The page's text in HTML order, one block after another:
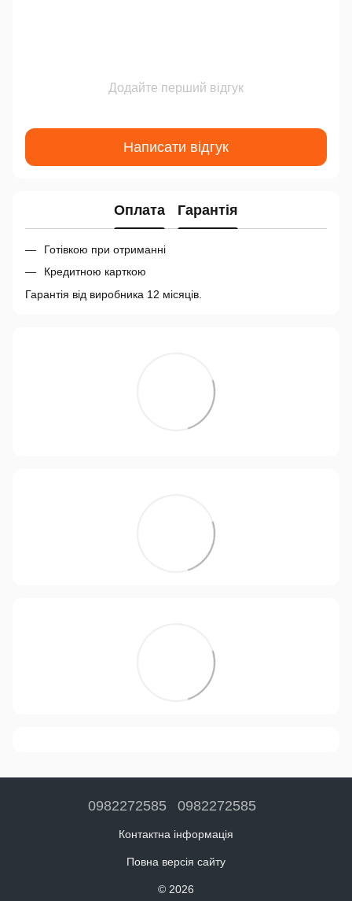
Додайте перший відгук
Написати відгук
Оплата Гарантія
Готівкою при отриманні
Кредитною карткою
Гарантія від виробника 12 місяців.
0982272585 0982272585
Контактна інформація
Повна версія сайту
© 2026